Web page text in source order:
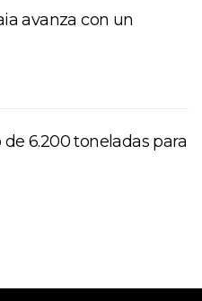
avanza con un
6.200 toneladas para